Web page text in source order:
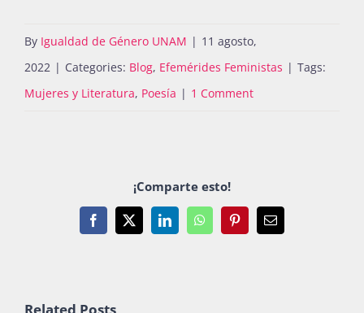
By Igualdad de Género UNAM | 11 agosto,
2022 | Categories: Blog, Efemérides Feministas | Tags:
Mujeres y Literatura, Poesía | 1 Comment
¡Comparte esto!
Facebook
X LinkedInWhatsAppPinterestEmail